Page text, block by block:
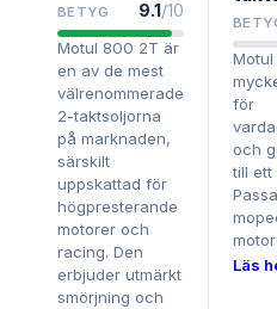
BETYG 9.1/10
Motul 800 2T är
en av de mest
välrenommerade
2-taktsoljorna
på marknaden,
särskilt
uppskattad för
högpresterande
motorer och
racing. Den
erbjuder utmärkt
smörjning och
för
och
till ett
Läs